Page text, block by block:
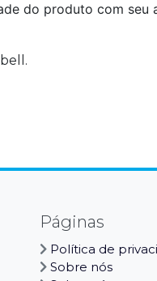
do produto com seu
Páginas
Política de
Sobre nós